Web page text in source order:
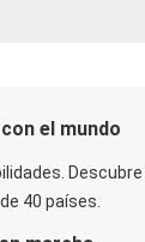
el mundo
40 países.